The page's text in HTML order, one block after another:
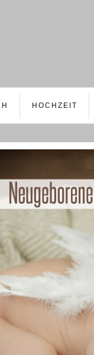
HOCHZEIT